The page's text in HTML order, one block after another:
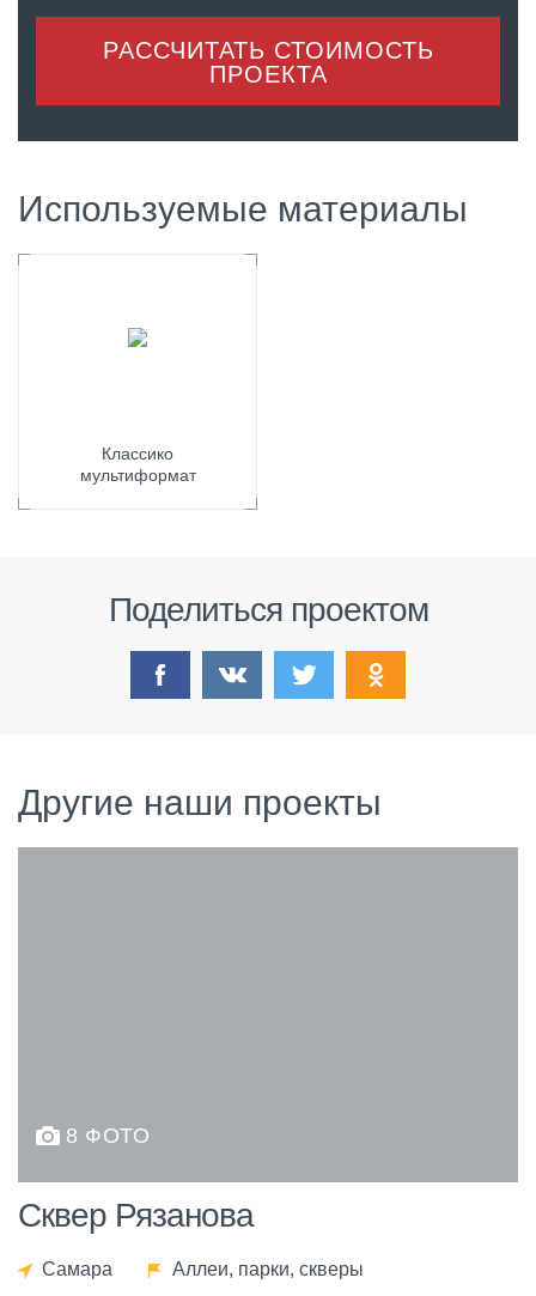
РАССЧИТАТЬ СТОИМОСТЬ
ПРОЕКТА
Используемые материалы
Классико
мультиформат
Поделиться проектом
Другие наши проекты
8 ФОТО
Сквер Рязанова
Самара Аллеи, парки, скверы